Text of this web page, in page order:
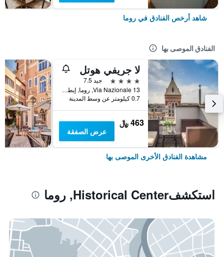
شاهد أرخص الفنادق في روما
الفنادق الموصى بها
لا جريفي هوتل
4 نجوم
جيد 7.5
Via Nazionale 13, روما, إيطاليا
0.7 كيلومتر عن وسط المدينة
463 ﷼
عرض الصفقة
مشاهدة الفنادق الأخرى الموصى بها
استكشفHistorical Center, روما